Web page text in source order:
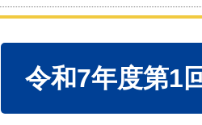
令和7年度第1